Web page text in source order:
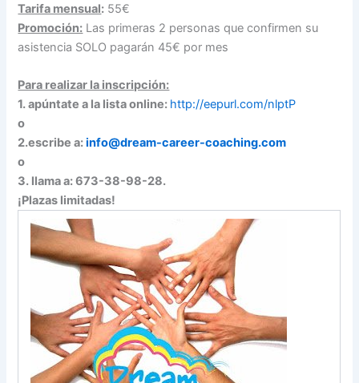
Tarifa mensual: 55€
Promoción: Las primeras 2 personas que confirmen su
asistencia SOLO pagarán 45€ por mes
Para realizar la inscripción:
1. apúntate a la lista online: http://eepurl.com/nlptP
o
2.escribe a:info@dream-career-coaching.com
o
3. llama a: 673-38-98-28.
¡Plazas limitadas!